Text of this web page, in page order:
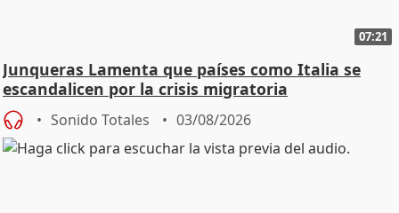
07:21
Junqueras Lamenta que países como Italia se
escandalicen por la crisis migratoria
Sonido Totales 03/08/2026